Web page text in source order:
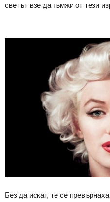
светът взе да гъмжи от тези
Без да искат, те се